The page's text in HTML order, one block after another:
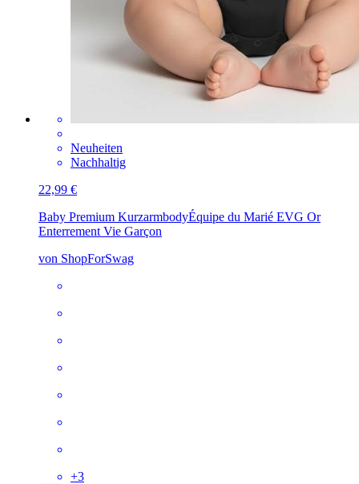
Neuheiten
Nachhaltig
22,99 €
Baby Premium KurzarmbodyÉquipe du Marié EVG Or
Enterrement Vie Garçon
von ShopForSwag
+3